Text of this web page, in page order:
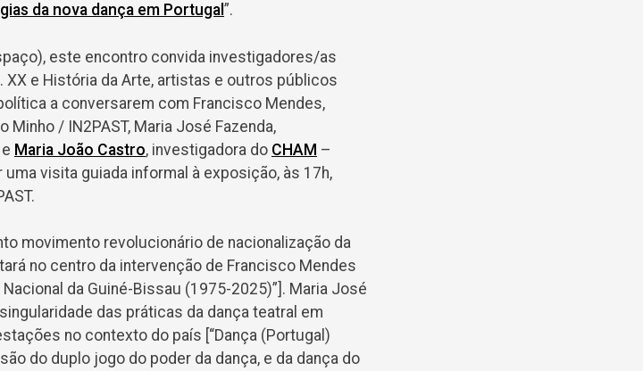
da nova dança em Portugal ”.
este encontro convida investigadores/as
e História da Arte, artistas e outros públicos
a conversarem com Francisco Mendes,
/ IN2PAST, Maria José Fazenda,
Maria João Castro, investigadora do CHAM –
uma visita guiada informal à exposição, às 17h,
movimento revolucionário de nacionalização da
no centro da intervenção de Francisco Mendes
da Guiné-Bissau (1975-2025)”]. Maria José
das práticas da dança teatral em
no contexto do país [“Dança (Portugal)
do duplo jogo do poder da dança, e da dança do